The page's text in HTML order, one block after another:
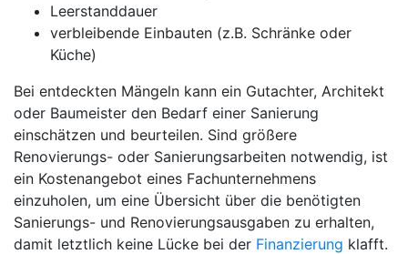
Leerstanddauer
verbleibende Einbauten (z.B. Schränke oder
Küche)
Bei entdeckten Mängeln kann ein Gutachter, Architekt
oder Baumeister den Bedarf einer Sanierung
einschätzen und beurteilen. Sind größere
Renovierungs- oder Sanierungsarbeiten notwendig, ist
ein Kostenangebot eines Fachunternehmens
einzuholen, um eine Übersicht über die benötigten
Sanierungs- und Renovierungsausgaben zu erhalten,
damit letztlich keine Lücke bei der Finanzierung klafft.